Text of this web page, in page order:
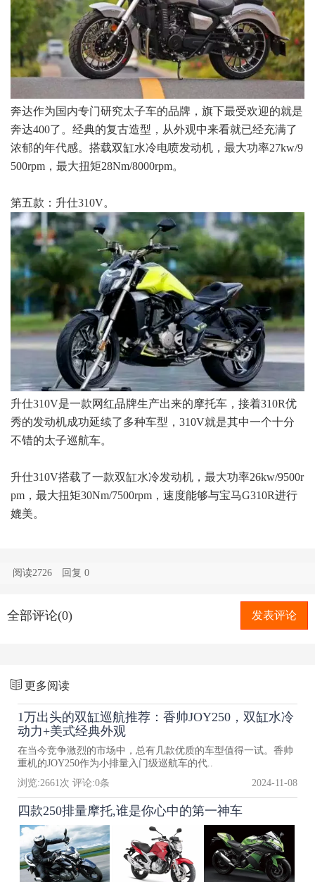
奔达作为国内专门研究太子车的品牌，旗下最受欢迎的就是
奔达400了。经典的复古造型，从外观中来看就已经充满了
浓郁的年代感。搭载双缸水冷电喷发动机，最大功率27kw/9
500rpm，最大扭矩28Nm/8000rpm。
第五款：升仕310V。
升仕310V是一款网红品牌生产出来的摩托车，接着310R优
秀的发动机成功延续了多种车型，310V就是其中一个十分
不错的太子巡航车。
升仕310V搭载了一款双缸水冷发动机，最大功率26kw/9500r
pm，最大扭矩30Nm/7500rpm，速度能够与宝马G310R进行
媲美。
阅读2726 回复0
全部评论(0) 发表评论
更多阅读
1万出头的双缸巡航推荐：香帅JOY250，双缸水冷
动力+美式经典外观
在当今竞争激烈的市场中，总有几款优质的车型值得一试。香帅
重机的JOY250作为小排量入门级巡航车的代..
浏览:2661 次 评论:0条 2024-11-08
四款250排量摩托,谁是你心中的第一神车